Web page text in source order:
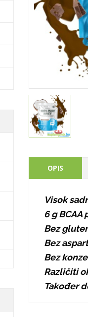
OPIS
Visok
6 g BCAA
Bez
Bez
Bez
Različiti
Također